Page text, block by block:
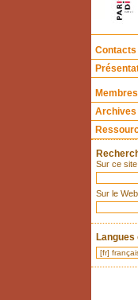
Contacts
Membres
Archives
Sur ce site
Sur le
Langues